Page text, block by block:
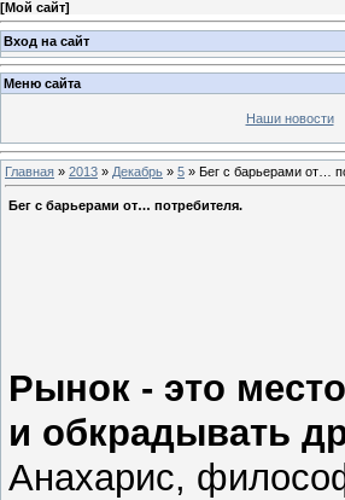
[Мой сайт]
Вход на сайт
Меню сайта
Наши новости
Главная » 2013 » Декабрь » 5 » Бег с барьерами от…
Бег с барьерами от… потребителя.
Рынок - это
и обкрадывать
Анахарис,